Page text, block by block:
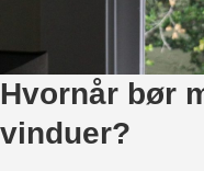
Hvornår bør
vinduer?